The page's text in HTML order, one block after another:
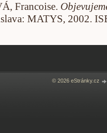
Francoise.
MATYS, 2002.
© 2026 eStránky.cz